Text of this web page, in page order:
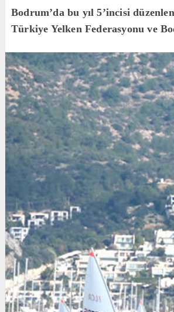
Bodrum’da bu yıl 5’incisi
Türkiye Yelken Federasyonu ve